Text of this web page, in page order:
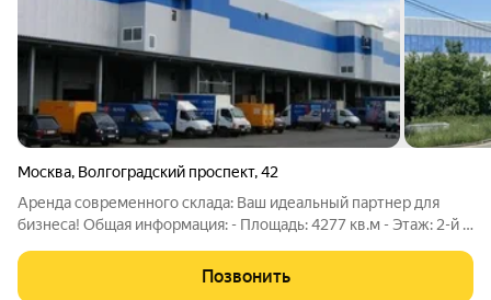
Москва, Волгоградский проспект,42
Аренда современного склада: Ваш идеальный партнер для
бизнеса! Общая информация: - Площадь: 4277 кв.м - Этаж: 2-й -
вашего бизнеса: - Оптимальные условия хранения: - Складская
площадь
Позвонить